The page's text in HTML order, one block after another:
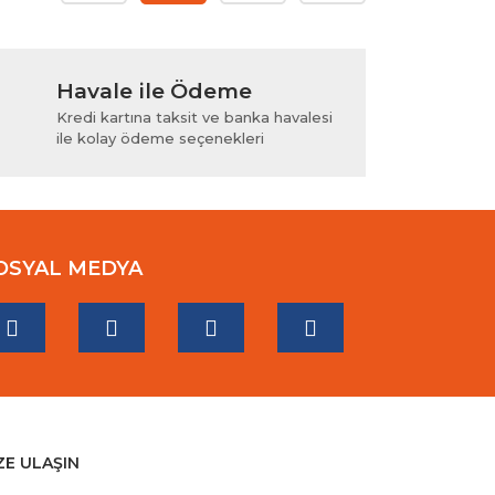
Havale ile Ödeme
Kredi kartına taksit ve banka havalesi
ile kolay ödeme seçenekleri
MEDYA
ULAŞIN